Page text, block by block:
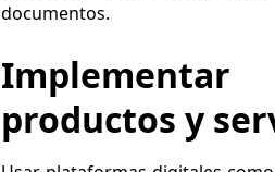
documentos.
productos y